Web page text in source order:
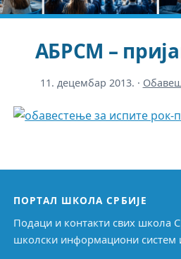
АБРСМ –
11. децембар 2013. ·
ПОРТАЛ ШКОЛА СРБИЈЕ
Подаци и контакти свих школа
школски информациони систем